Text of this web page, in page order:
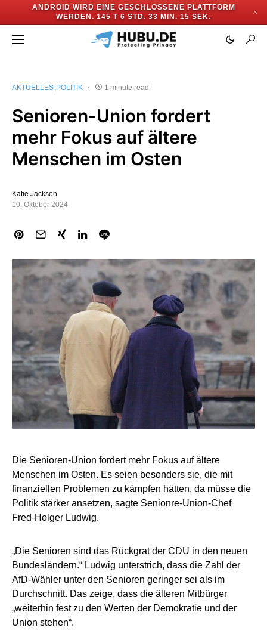
ANDROID WIRD EINE GESCHLOSSENE PLATTFORM
WERDEN. 145 T 6 STD. 33 MIN. 14 SEK.
✕
AKTUELLES POLITIK 1 minute read
Senioren-Union fordert
mehr Fokus auf ältere
Menschen im Osten
Katie Jackson
10. Oktober 2024
Die Senioren-Union fordert mehr Fokus auf ältere
Menschen im Osten. Es seien besonders sie, die mit
finanziellen Problemen zu kämpfen hätten, da müsse die
Politik stärker ansetzen, sagte Senionre-Union-Chef
Fred-Holger Ludwig.
„Die Senioren sind das Rückgrat der CDU in den neuen
Bundesländern.“ Ludwig unterstrich, dass die Zahl der
AfD-Wähler unter den Senioren geringer sei als im
Durchschnitt. Das zeige, dass die älteren Mitbürger
„weiterhin fest zu den Werten der Demokratie und der
Union stehen“.